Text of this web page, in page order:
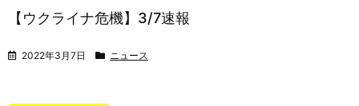
【ウクライナ危機】3/7速報
2022年3月7日 ニュース